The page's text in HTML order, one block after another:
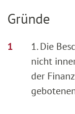
Gründe
1. Die
nicht
der